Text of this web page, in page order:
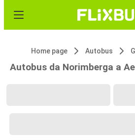
Home page Autobus
Autobus da Norimberga a